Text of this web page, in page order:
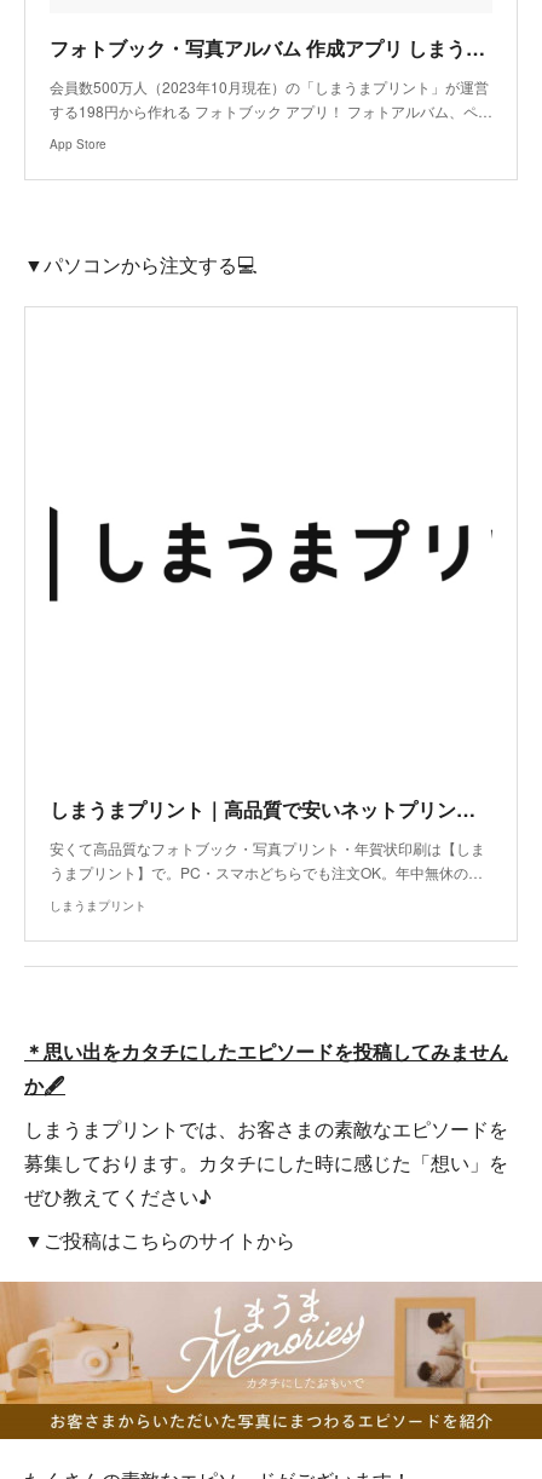
‎フォトブック・写真アルバム 作成アプリ しまうまブック
‎会員数500万人（2023年10月現在）の「しまうまプリント」が運営
する198円から作れる フォトブック アプリ！ フォトアルバム、ペ…
App Store
▼パソコンから注文する💻
しまうまプリント｜高品質で安いネットプリント専門店
安くて高品質なフォトブック・写真プリント・年賀状印刷は【しま
うまプリント】で。PC・スマホどちらでも注文OK。年中無休の…
しまうまプリント
＊思い出をカタチにしたエピソードを投稿してみません
か🖋
しまうまプリントでは、お客さまの素敵なエピソードを
募集しております。カタチにした時に感じた「想い」を
ぜひ教えてください♪
▼ご投稿はこちらのサイトから